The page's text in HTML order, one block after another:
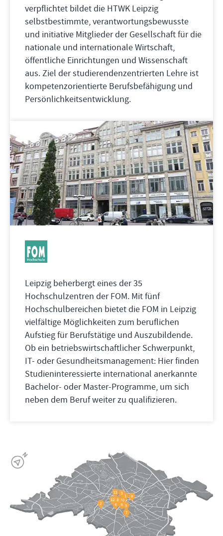
verpflichtet bildet die HTWK Leipzig
selbstbestimmte, verantwortungsbewusste
und initiative Mitglieder der Gesellschaft für die
nationale und internationale Wirtschaft,
öffentliche Einrichtungen und Wissenschaft
aus. Ziel der studierendenzentrierten Lehre ist
kompetenzorientierte Berufsbefähigung und
Persönlichkeitsentwicklung.
Leipzig beherbergt eines der 35
Hochschulzentren der FOM. Mit fünf
Hochschulbereichen bietet die FOM in Leipzig
vielfältige Möglichkeiten zum beruflichen
Aufstieg für Berufstätige und Auszubildende.
Ob ein betriebswirtschaftlicher Schwerpunkt,
IT- oder Gesundheitsmanagement: Hier finden
Studieninteressierte international anerkannte
Bachelor- oder Master-Programme, um sich
neben dem Beruf weiter zu qualifizieren.